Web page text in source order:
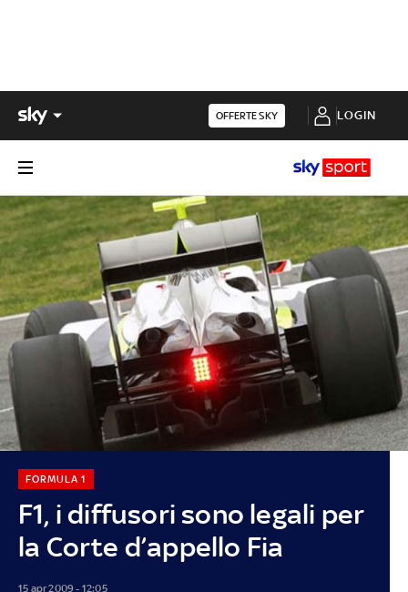
OFFERTE SKY LOGIN
F1, i diffusori sono legali per
la Corte d’appello Fia
FORMULA 1
15 apr 2009 - 12:05